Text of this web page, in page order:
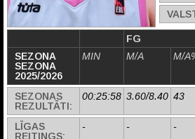
FG
SEZONA
SEZONA
2025/2026
MIN M/A M/
SEZONAS
REZULTĀTI:
00:25:58 3.60/8.40 43
LĪGAS
REITINGS:
- - -